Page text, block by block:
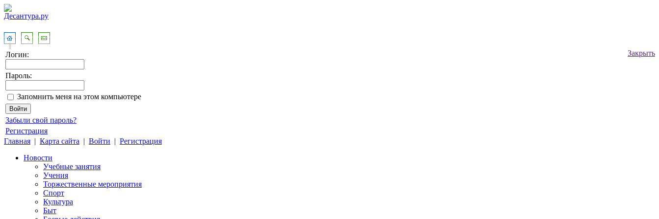
Закрыть
Логин:
Пароль:
Запомнить меня на этом компьютере
Забыли свой пароль?
Регистрация
Главная | Карта сайта | Войти | Регистрация
Новости
Учебные занятия
Учения
Торжественные мероприятия
Спорт
Культура
Быт